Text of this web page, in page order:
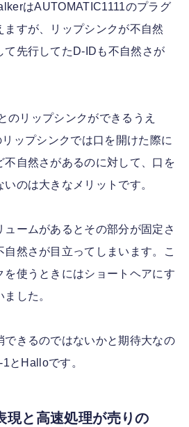
はAUTOMATIC1111のプラグ
ますが、リップシンクが不自然
て先行してたD-IDも不自然さが
のリップシンクができるうえ
ップシンクでは口を開けた際に
不自然さがあるのに対して、口を
のは大きなメリットです。
ュームがあるとその部分が固定さ
然さが目立ってしまいます。こ
を使うときにはショートヘアにす
した。
できるのではないかと期待大なの
とHalloです。
現と高速処理が売りの